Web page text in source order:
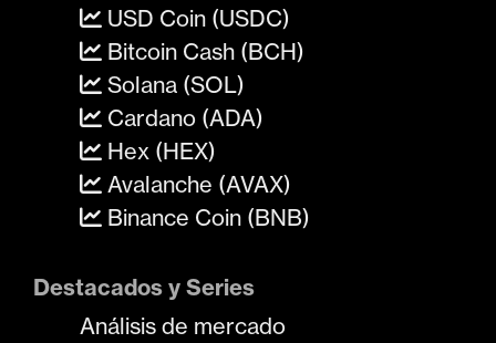
USD Coin (USDC)
Bitcoin Cash (BCH)
Solana (SOL)
Cardano (ADA)
Hex (HEX)
Avalanche (AVAX)
Binance Coin (BNB)
Destacados y Series
Análisis de mercado